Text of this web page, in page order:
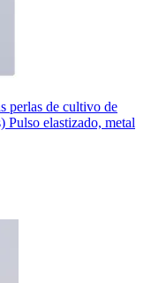
perlas de cultivo de
Pulso elastizado, metal